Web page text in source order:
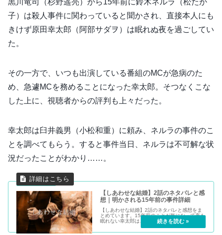
黒川竜司（杉野遥亮）から15年前に鈴木ネルラ（松たか
子）は殺人事件に関わっていると聞かされ、直接本人にも
きけず原田幸太郎（阿部サダヲ）は眠れぬ夜を過ごしてい
た。
その一方で、いつも出演している番組のMCが急病のた
め、急遽MCを務めることになった幸太郎。そつなくこな
した上に、視聴者からの評判も上々だった。
幸太郎は臼井義男（小松和重）に頼み、ネルラの事件のこ
とを調べてもらう。すると事件当日、ネルラは不可解な状
況だったことがわかり……。
【しあわせな結婚】2話のネタバレと感
想｜明かされる15年前の事件詳細
【しあわせな結婚】2話のネタバレと感想をま
とめています。15年前のことが気になって夜も
眠れない幸太郎は、臼井に頼んでネルラの事件
について調べてもらう。するとネルラは警察の
聴取で、途中から記憶を失ってしまって覚えて